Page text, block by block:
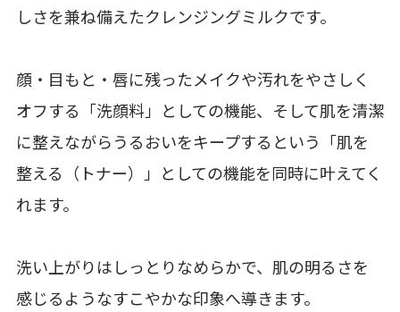
しさを兼ね備えたクレンジングミルクです。
顔・目もと・唇に残ったメイクや汚れをやさしく
オフする「洗顔料」としての機能、そして肌を清潔
に整えながらうるおいをキープするという「肌を
整える（トナー）」としての機能を同時に叶えてく
れます。
洗い上がりはしっとりなめらかで、肌の明るさを
感じるようなすこやかな印象へ導きます。